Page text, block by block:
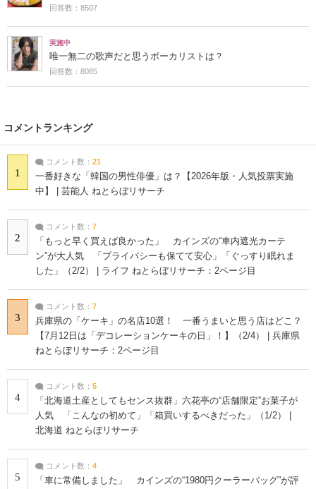
回答数：8507
実施中
唯一無二の歌声だと思うボーカリストは？
回答数：8085
コメントランキング
1
コメント数： 21
一番好きな「韓国の男性俳優」は？【2026年版・人気投票実施
中】 | 芸能人 ねとらぼリサーチ
2
コメント数： 7
「もっと早く買えば良かった」 カインズの“車内遮光カーテ
ン”が大人気 「プライバシーも保てて安心」「ぐっすり眠れま
した」（2/2） | ライフ ねとらぼリサーチ：2ページ目
3
コメント数： 7
兵庫県の「ケーキ」の名店10選！ 一番うまいと思う店はどこ？
【7月12日は「デコレーションケーキの日」！】（2/4） | 兵庫県
ねとらぼリサーチ：2ページ目
4
コメント数： 5
「北海道土産としてもセンス抜群」六花亭の“店舗限定”お菓子が
人気 「こんなの初めて」「箱買いするべきだった」（1/2） |
北海道 ねとらぼリサーチ
5
コメント数： 4
「車に常備しました」 カインズの“1980円クーラーバッグ”が評